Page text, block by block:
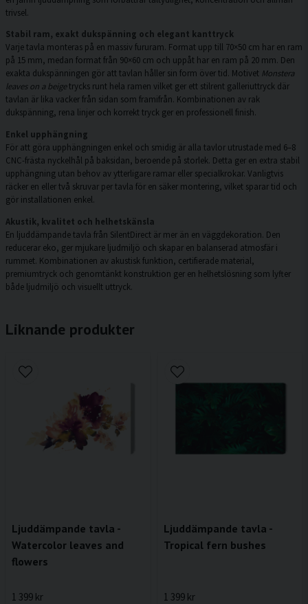
trivsel.
Stabil ram, exakt dukspänning och elegant kanttryck
Varje tavla monteras på en massiv fururam. Format upp till 70×50 cm har en ram
på 15 mm, medan format från 90×60 cm och uppåt har en ram på 20 mm. Den
exakta dukspänningen gör att tavlan håller sin form över tid. Motivet Monstera
leaves on a beigetrycks runt hela ramen vilket ger ett stilrent galleriuttryck där
tavlan är lika vacker från sidan som framifrån. Kombinationen av rak
dukspänning, rena linjer och korrekt tryck ger en professionell finish.
Enkel upphängning
För att göra upphängningen enkel och smidig är alla tavlor utrustade med 6–8
CNC-frästa nyckelhål på baksidan, beroende på storlek. Detta ger en extra stabil
upphängning utan behov av ytterligare ramar eller specialkrokar. Vanligtvis
räcker en eller två skruvar per tavla för en säker montering, vilket sparar tid och
gör installationen enkel.
Akustik, kvalitet och helhetskänsla
En ljuddämpande tavla från SilentDirect är mer än en väggdekoration. Den
reducerar eko, ger mjukare ljudmiljö och skapar en balanserad atmosfär i
rummet. Kombinationen av akustisk funktion, certifierade material,
premiumtryck och genomtänkt konstruktion ger en helhetslösning som lyfter
både ljudmiljö och visuellt uttryck.
Liknande produkter
Ljuddämpande tavla -
Watercolor leaves and
flowers
1 399 kr
Ljuddämpande tavla -
Tropical fern bushes
1 399 kr